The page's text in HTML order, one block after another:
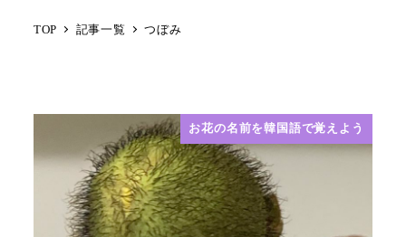
TOP 記事一覧 つぼみ
お花の名前を韓国語で覚えよう